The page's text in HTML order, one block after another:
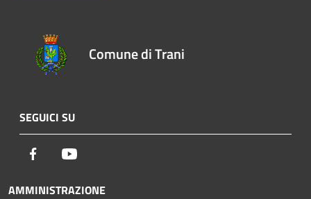
Comune di Trani
SEGUICI SU
Facebook
AMMINISTRAZIONE